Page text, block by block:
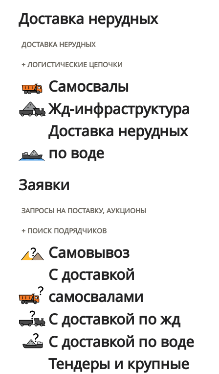
Доставка нерудных
ДОСТАВКА НЕРУДНЫХ
+ ЛОГИСТИЧЕСКИЕ ЦЕПОЧКИ
Самосвалы
Жд-инфраструктура
Доставка нерудных
по воде
Заявки
ЗАПРОСЫ НА ПОСТАВКУ, АУКЦИОНЫ
+ ПОИСК ПОДРЯДЧИКОВ
Самовывоз
С доставкой
самосвалами
С доставкой по жд
С доставкой по воде
Тендеры и крупные